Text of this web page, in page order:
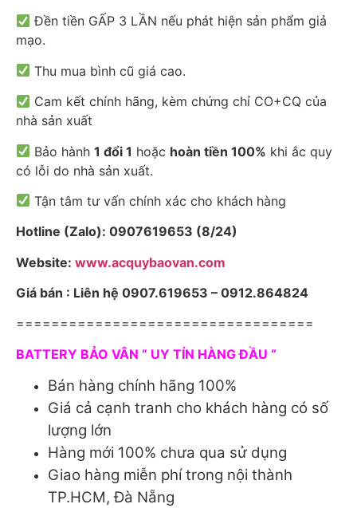
Đền tiền GẤP 3 LẦN nếu phát hiện sản phẩm giả
mạo.
Thu mua bình cũ giá cao.
Cam kết chính hãng, kèm chứng chỉ CO+CQ của
nhà sản xuất
Bảo hành1 đổi 1 hoặc hoàn tiền 100% khi ắc quy
có lỗi do nhà sản xuất.
Tận tâm tư vấn chính xác cho khách hàng
Hotline (Zalo): 0907619653 (8/24)
Website: www.acquybaovan.com
Giá bán : Liên hệ 0907.619653 – 0912.864824
==================================
BATTERY BẢO VÂN ” UY TÍN HÀNG ĐẦU “
Bán hàng chính hãng 100%
Giá cả cạnh tranh cho khách hàng có số
lượng lớn
Hàng mới 100% chưa qua sử dụng
Giao hàng miễn phí trong nội thành
TP.HCM, Đà Nẵng